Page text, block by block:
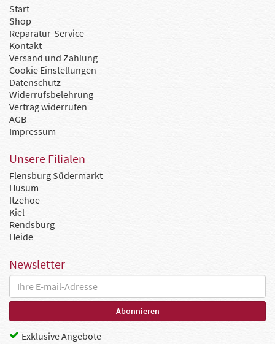
Start
Shop
Reparatur-Service
Kontakt
Versand und Zahlung
Cookie Einstellungen
Datenschutz
Widerrufsbelehrung
Vertrag widerrufen
AGB
Impressum
Unsere Filialen
Flensburg Südermarkt
Husum
Itzehoe
Kiel
Rendsburg
Heide
Newsletter
Exklusive Angebote